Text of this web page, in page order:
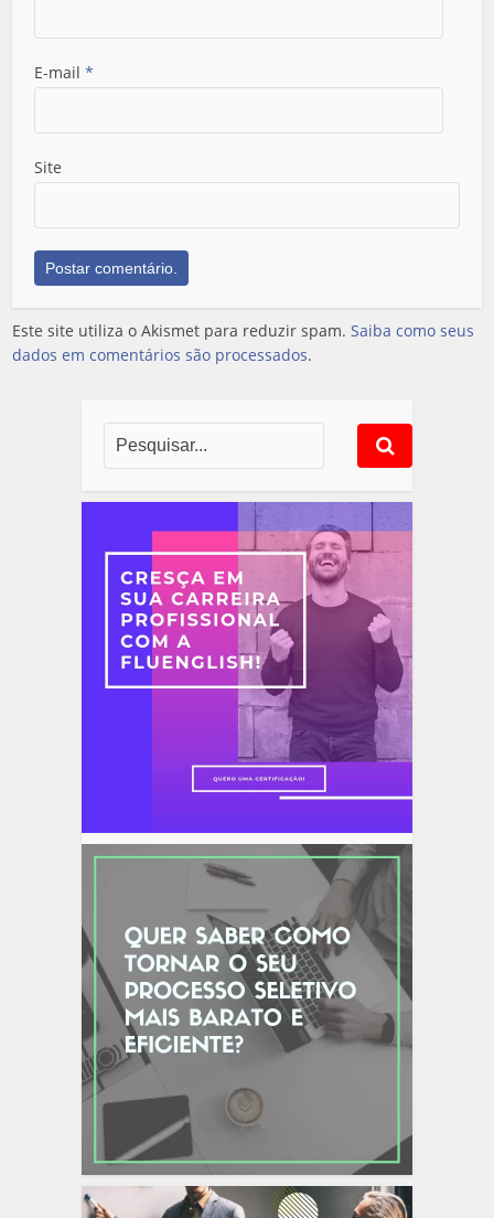
E-mail*
Site
Este site utiliza o Akismet para reduzir spam.Saiba como seus
dados em comentários são processados.